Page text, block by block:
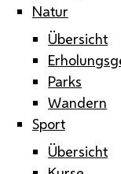
Natur
Übersicht
Parks
Wandern
Sport
Übersicht